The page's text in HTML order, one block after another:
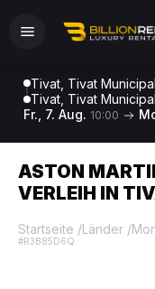
Tivat, Tivat
Tivat, Tivat
Fr., 7. Aug. 10:00
ASTON
VERLEIH IN
Startseite /Länder /
#R3B85D6Q